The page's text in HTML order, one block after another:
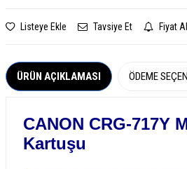
Listeye Ekle Tavsiye Et Fiyat
ÜRÜN AÇIKLAMASI ÖDEME
CANON CRG-717Y
Kartuşu